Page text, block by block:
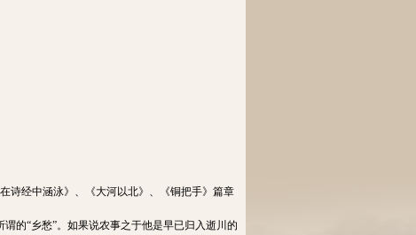
诗经中涵泳》、《大河以北》、《铜把手》篇章
的“乡愁”。如果说农事之于他是早已归入逝川的